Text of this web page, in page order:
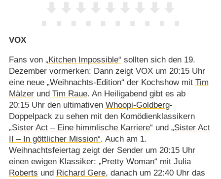
VOX
Fans von „Kitchen Impossible“ sollten sich den 19.
Dezember vormerken: Dann zeigt VOX um 20:15 Uhr
eine neue „Weihnachts-Edition“ der Kochshow mit Tim
Mälzerund Tim Raue. An Heiligabend gibt es ab
20:15 Uhr den ultimativen Whoopi-Goldberg-
Doppelpack zu sehen mit den Komödienklassikern
„Sister Act – Eine himmlische Karriere“ und „Sister Act
II – In göttlicher Mission“. Auch am 1.
Weihnachtsfeiertag zeigt der Sender um 20:15 Uhr
einen ewigen Klassiker: „Pretty Woman“ mit Julia
Roberts und Richard Gere, danach um 22:40 Uhr das